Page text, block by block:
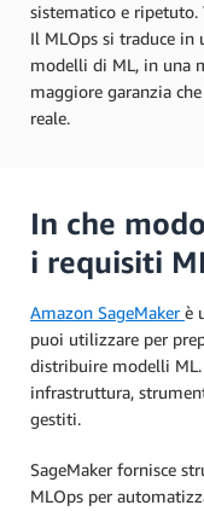
sistematico e ripetuto.
Il MLOps si traduce
modelli di ML, in una
maggiore garanzia
reale.
In che
i requisiti
Amazon SageMakerè
puoi utilizzare per
distribuire modelli ML.
infrastruttura,
gestiti.
SageMaker fornisce
MLOps per